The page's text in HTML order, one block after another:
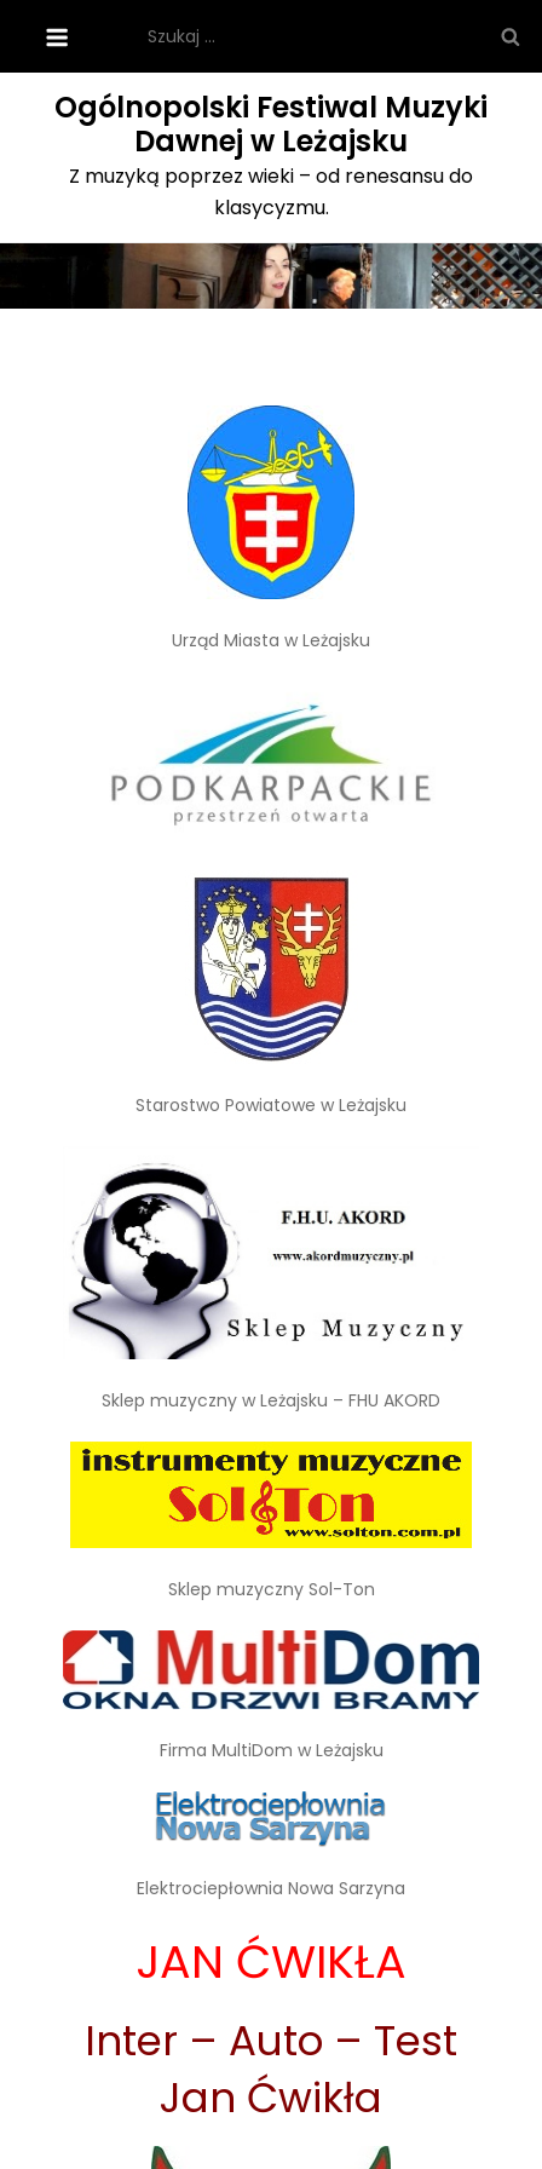
content
Ogólnopolski Festiwal Muzyki
Dawnej w Leżajsku
Z muzyką poprzez wieki – od renesansu do
klasycyzmu.
Urząd Miasta w Leżajsku
Starostwo Powiatowe w Leżajsku
Sklep muzyczny w Leżajsku – FHU AKORD
Sklep muzyczny Sol-Ton
Firma MultiDom w Leżajsku
Elektrociepłownia Nowa Sarzyna
JAN ĆWIKŁA
Inter – Auto – Test
Jan Ćwikła